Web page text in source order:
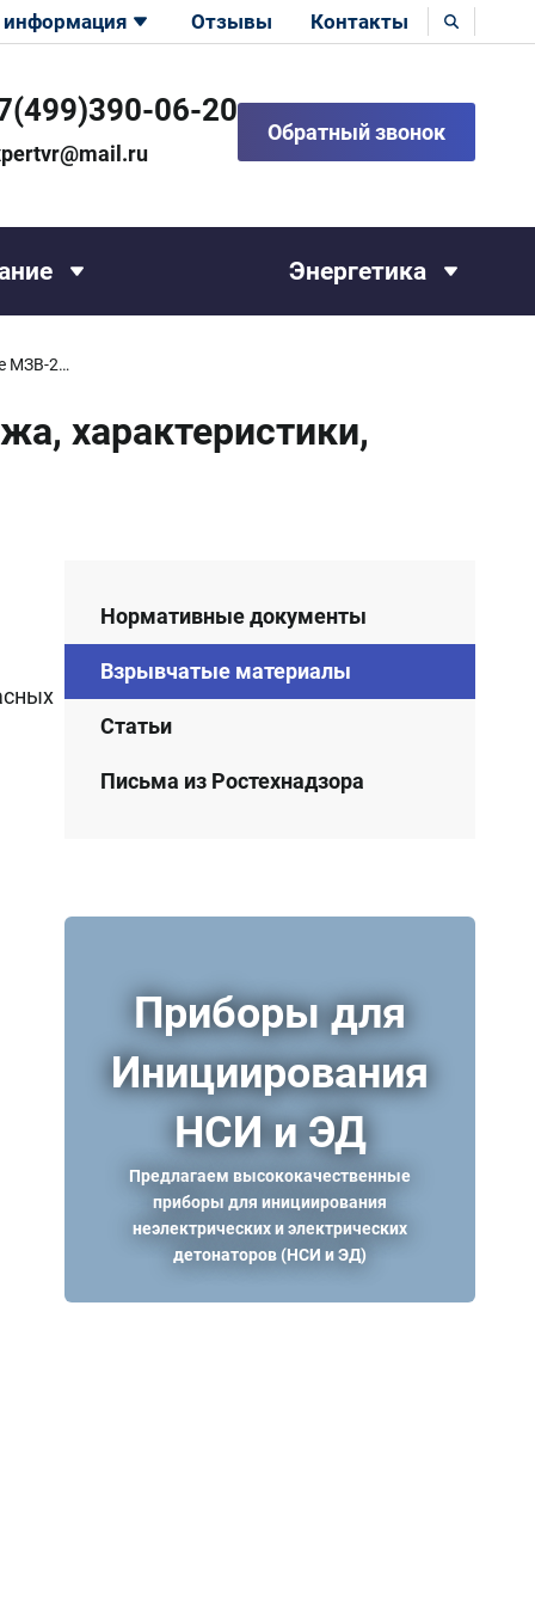
информация Отзывы Контакты
06-20
Обратный звонок
Энергетика
Монозаряд в полиэтиленовой оболочке МЗВ-2М (продажа, характеристики, описание ВМ)
характеристики,
Нормативные документы
Взрывчатые материалы
Статьи
Письма из Ростехнадзора
Приборы для
Инициирования
НСИ и ЭД
Предлагаем высококачественные
приборы для инициирования
неэлектрических и электрических
детонаторов (НСИ и ЭД)